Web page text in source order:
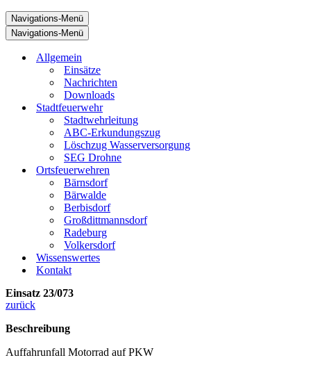
Navigations-Menü
Navigations-Menü
Allgemein
Einsätze
Nachrichten
Downloads
Stadtfeuerwehr
Stadtwehrleitung
ABC-Erkundungszug
Löschzug Wasserversorgung
SEG Drohne
Ortsfeuerwehren
Bärnsdorf
Bärwalde
Berbisdorf
Großdittmannsdorf
Radeburg
Volkersdorf
Wissenswertes
Kontakt
Einsatz 23/073
zurück
Beschreibung
Auffahrunfall Motorrad auf PKW